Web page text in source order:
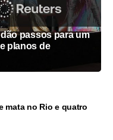
passos para um
planos de
mata no Rio e quatro